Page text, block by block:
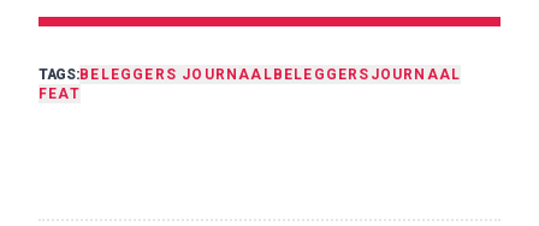
TAGS:BELEGGERS JOURNAAL BELEGGERSJOURNAAL
FEAT